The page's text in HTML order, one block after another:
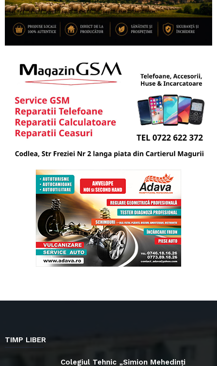
TIMP LIBER
Colegiul Tehnic „Simion Mehedinți